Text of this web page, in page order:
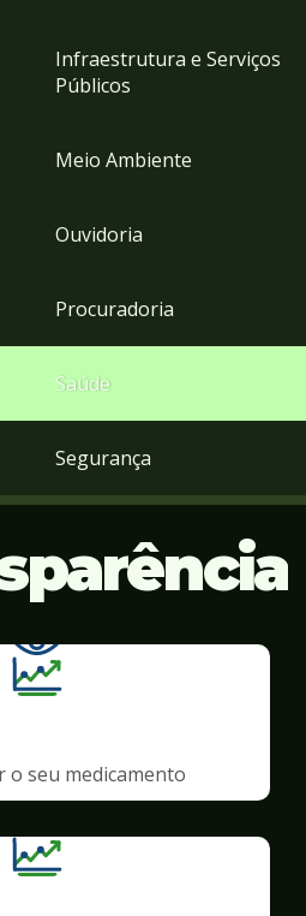
Infraestrutura e Serviços
Públicos
Meio Ambiente
Ouvidoria
Procuradoria
Saúde
Segurança
o seu medicamento